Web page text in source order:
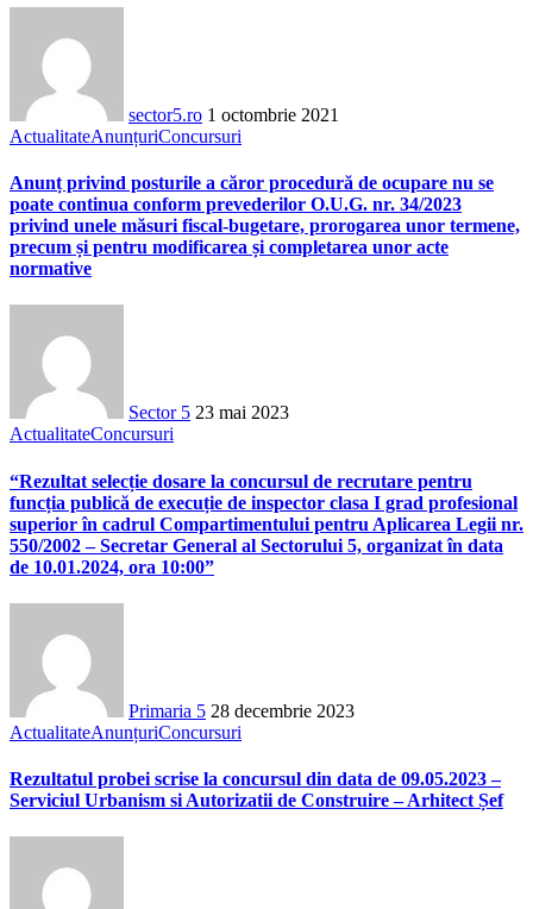
sector5.ro 1 octombrie 2021
ActualitateAnunțuriConcursuri
Anunț privind posturile a căror procedură de ocupare nu se
poate continua conform prevederilor O.U.G. nr. 34/2023
privind unele măsuri fiscal-bugetare, prorogarea unor termene,
precum și pentru modificarea și completarea unor acte
normative
Sector 5 23 mai 2023
ActualitateConcursuri
“Rezultat selecție dosare la concursul de recrutare pentru
funcția publică de execuție de inspector clasa I grad profesional
superior în cadrul Compartimentului pentru Aplicarea Legii nr.
550/2002 – Secretar General al Sectorului 5, organizat în data
de 10.01.2024, ora 10:00”
Primaria 5 28 decembrie 2023
ActualitateAnunțuriConcursuri
Rezultatul probei scrise la concursul din data de 09.05.2023 –
Serviciul Urbanism si Autorizatii de Construire – Arhitect Șef